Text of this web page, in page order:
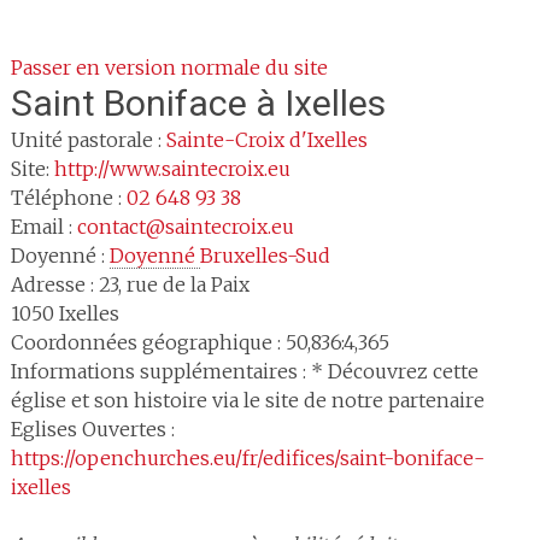
Passer en version normale du site
Saint Boniface à Ixelles
Unité pastorale : Sainte-Croix d'Ixelles
Site: http://www.saintecroix.eu
Téléphone : 02 648 93 38
Email : contact@saintecroix.eu
Doyenné : Doyenné Bruxelles-Sud
Adresse : 23, rue de la Paix
1050 Ixelles
Coordonnées géographique : 50,836:4,365
Informations supplémentaires : * Découvrez cette
église et son histoire via le site de notre partenaire
Eglises Ouvertes :
https://openchurches.eu/fr/edifices/saint-boniface-
ixelles